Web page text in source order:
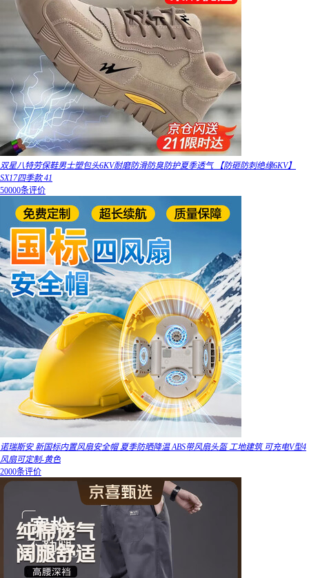
双星八特劳保鞋男士塑包头6KV耐磨防滑防臭防护夏季透气 【防砸防刺绝缘6KV】
SX17四季款 41
50000条评价
诺瑞斯安 新国标内置风扇安全帽 夏季防晒降温 ABS带风扇头盔 工地建筑 可充电V型4
风扇可定制-黄色
2000条评价